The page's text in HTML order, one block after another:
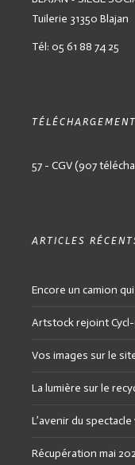
Tuilerie 31350 Blajan
Tél: 05 61 88 74 25
57 - CGV (907
ARTICLES
Encore un camion
Artstock rejoint
Vos images sur le
La lumière sur le
L’avenir du
Récupération mai